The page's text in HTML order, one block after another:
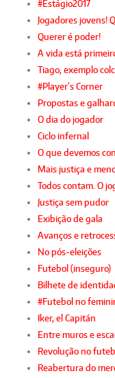
#Estágio2017
Jogadores jovens!
Querer é poder!
A vida está
Tiago, exemplo
#Player’s Corner
Propostas e
O dia do jogador
Ciclo infernal
O que devemos
Mais justiça e
Todos contam. O
Justiça sem pudor
Exibição de gala
Avanços e
No pós-eleições
Futebol (inseguro)
Bilhete de
#Futebol no
Iker, el Capitán
Entre muros e
Revolução no
Reabertura do